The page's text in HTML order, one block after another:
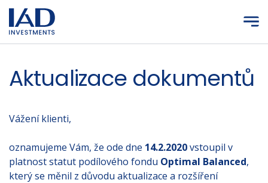
Přejít na hlavní obsah
Aktualizace dokumentů
Vážení klienti,
oznamujeme Vám, že ode dne 14.2.2020vstoupil v
platnost statut podílového fondu Optimal Balanced,
který se měnil z důvodu aktualizace a rozšíření